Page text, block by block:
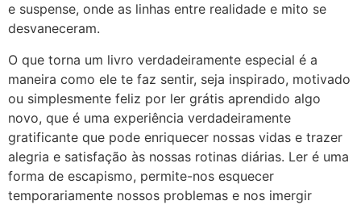
e suspense, onde as linhas entre realidade e mito se
desvaneceram.
O que torna um livro verdadeiramente especial é a
maneira como ele te faz sentir, seja inspirado, motivado
ou simplesmente feliz por ler grátis aprendido algo
novo, que é uma experiência verdadeiramente
gratificante que pode enriquecer nossas vidas e trazer
alegria e satisfação às nossas rotinas diárias. Ler é uma
forma de escapismo, permite-nos esquecer
temporariamente nossos problemas e nos imergir